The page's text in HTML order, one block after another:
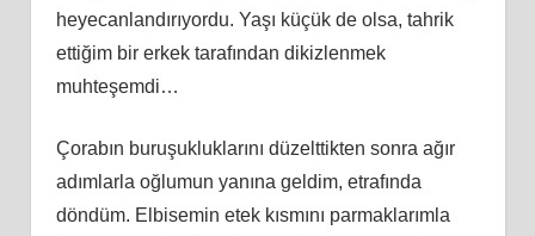
heyecanlandırıyordu. Yaşı küçük de olsa, tahrik
ettiğim bir erkek tarafından dikizlenmek
muhteşemdi…
Çorabın buruşukluklarını düzelttikten sonra ağır
adımlarla oğlumun yanına geldim, etrafında
döndüm. Elbisemin etek kısmını parmaklarımla